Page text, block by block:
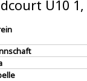
U10